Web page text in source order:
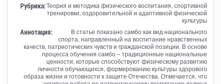
Рубрика:Теория и методика физического воспитания, спортивной
тренировки, оздоровительной и адаптивной физической
культуры
Аннотация:
В статье показано самбо как вид национального
спорта, направленный на воспитание нравственных
качеств, патриотических чувств и гражданской позиции. В основе
процесса обучения самбо – традиционные национальные
ценности, которые способствуют физическому развитию
личности обучающихся, формированию культуры здорового
образа жизни и готовности к защите Отечества. Отмечается, что